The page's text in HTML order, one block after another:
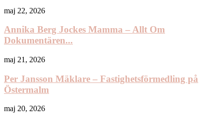
maj 22, 2026
Annika Berg Jockes Mamma – Allt Om
Dokumentären...
maj 21, 2026
Per Jansson Mäklare – Fastighetsförmedling på
Östermalm
maj 20, 2026